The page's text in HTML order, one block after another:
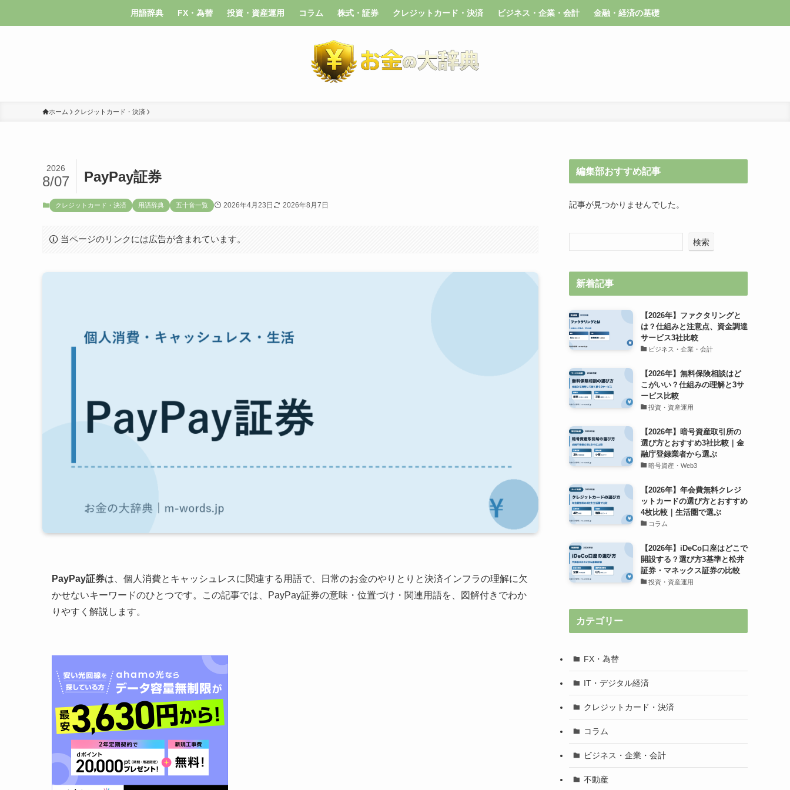
用語辞典 FX・為替 投資・資産運用 コラム 株式・証券 クレジットカード・決済 ビジネス・企業・会計 金融・経済の基礎
ホーム クレジットカード・決済
PayPay証券
2026
8/07
クレジットカード・決済 用語辞典 五十音一覧 2026年4月23日 2026年8月7日
当ページのリンクには広告が含まれています。
PayPay証券は、個人消費とキャッシュレスに関連する用語で、日常のお金のやりとりと決済インフラの理解に欠
かせないキーワードのひとつです。この記事では、PayPay証券の意味・位置づけ・関連用語を、図解付きでわか
りやすく解説します。
編集部おすすめ記事
記事が見つかりませんでした。
検索
新着記事
【2026年】ファクタリングと
は？仕組みと注意点、資金調達
サービス3社比較
ビジネス・企業・会計
【2026年】無料保険相談はど
こがいい？仕組みの理解と3サ
ービス比較
投資・資産運用
【2026年】暗号資産取引所の
選び方とおすすめ3社比較｜金
融庁登録業者から選ぶ
暗号資産・Web3
【2026年】年会費無料クレジ
ットカードの選び方とおすすめ
4枚比較｜生活圏で選ぶ
コラム
【2026年】iDeCo口座はどこで
開設する？選び方3基準と松井
証券・マネックス証券の比較
投資・資産運用
カテゴリー
FX・為替
IT・デジタル経済
クレジットカード・決済
コラム
ビジネス・企業・会計
不動産